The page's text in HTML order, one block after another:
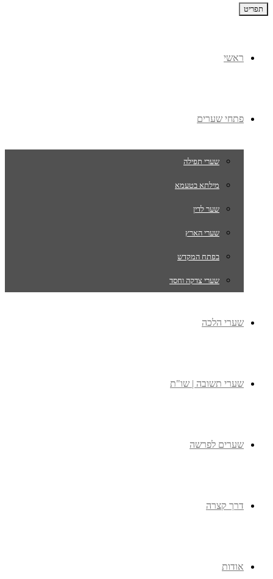
תפריט
ראשי
פתחי שערים
שערי תפילה
מילתא בטעמא
שער לדין
שערי הארץ
בפתח המקדש
שערי צדקה וחסד
שערי הלכה
שערי תשובה | שו"ת
שערים לפרשה
דרך קצרה
אודות